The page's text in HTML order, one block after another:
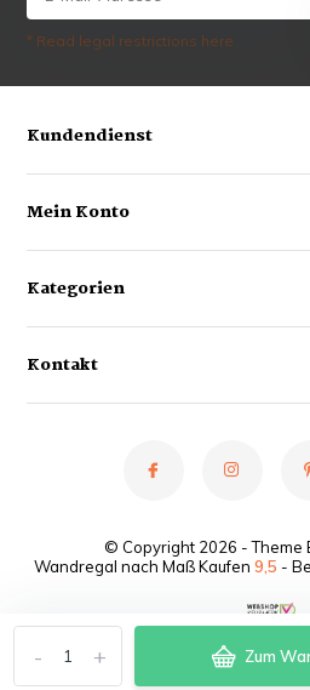
+
- Zum
* Read legal restrictions here
Kundendienst
Mein Konto
Kategorien
Kontakt
© Copyright 2026 - Theme
Wandregal nach Maß Kaufen 9,5 -